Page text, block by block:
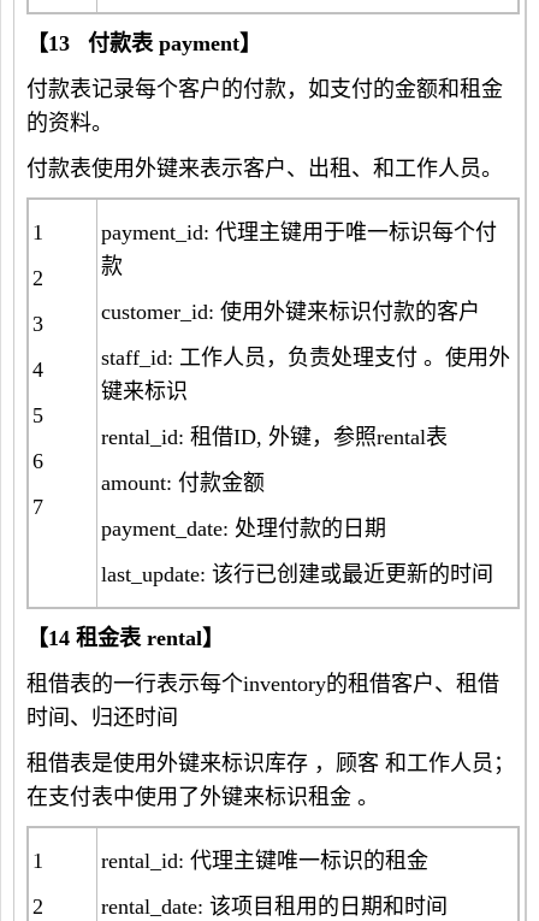
【13 付款表payment】
付款表记录每个客户的付款，如支付的金额和租金
的资料。
付款表使用外键来表示客户、出租、和工作人员。
1
2
3
4
5
6
7
payment_id: 代理主键用于唯一标识每个付
款
customer_id: 使用外键来标识付款的客户
staff_id: 工作人员，负责处理支付 。使用外
键来标识
rental_id: 租借ID, 外键，参照rental表
amount: 付款金额
payment_date: 处理付款的日期
last_update: 该行已创建或最近更新的时间
【14 租金表rental】
租借表的一行表示每个inventory的租借客户、租借
时间、归还时间
租借表是使用外键来标识库存 ，顾客 和工作人员；
在支付表中使用了外键来标识租金 。
1
2
rental_id: 代理主键唯一标识的租金
rental_date: 该项目租用的日期和时间